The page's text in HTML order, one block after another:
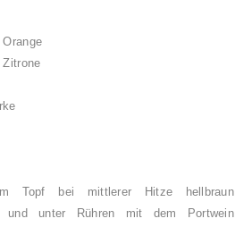
Topf bei mittlerer Hitze hellbraun
und unter Rühren mit dem Portwein